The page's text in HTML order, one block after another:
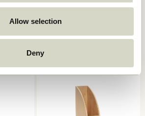
Allow selection
Deny
Firkantet Lysegrå
129,00